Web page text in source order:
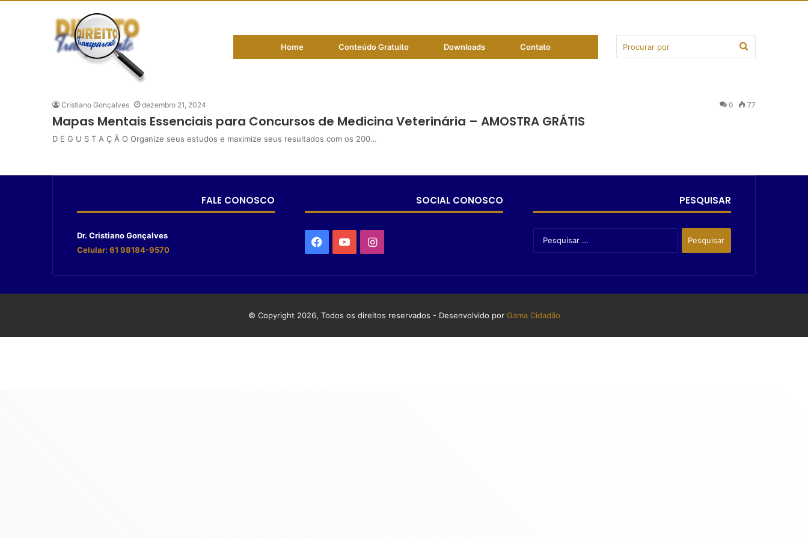
Home Conteúdo Gratuito Downloads Contato
Cristiano Gonçalves dezembro 21, 2024 0 77
Mapas Mentais Essenciais para Concursos de Medicina Veterinária – AMOSTRA GRÁTIS
D E G U S T A Ç Ã O Organize seus estudos e maximize seus resultados com os 200…
FALE CONOSCO
Dr. Cristiano Gonçalves
Celular: 61 98184-9570
SOCIAL CONOSCO PESQUISAR
© Copyright 2026, Todos os direitos reservados - Desenvolvido por Gama Cidadão